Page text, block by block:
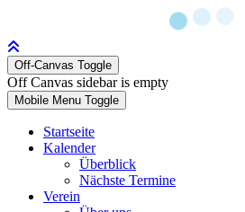
Off-Canvas Toggle
Off Canvas sidebar is empty
Mobile Menu Toggle
Startseite
Kalender
Überblick
Nächste Termine
Verein